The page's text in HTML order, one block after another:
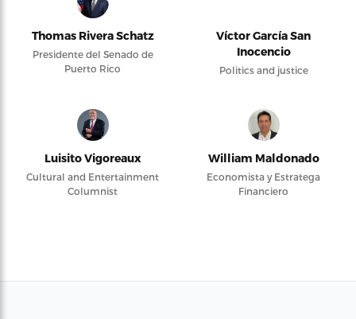
Thomas Rivera Schatz
Presidente del Senado de
Puerto Rico
Víctor García San
Inocencio
Politics and justice
Luisito Vigoreaux
Cultural and Entertainment
Columnist
William Maldonado
Economista y Estratega
Financiero